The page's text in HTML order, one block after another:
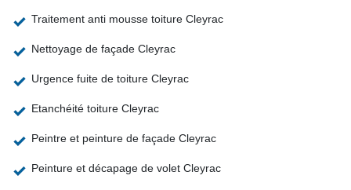
Traitement anti mousse toiture Cleyrac
Nettoyage de façade Cleyrac
Urgence fuite de toiture Cleyrac
Etanchéité toiture Cleyrac
Peintre et peinture de façade Cleyrac
Peinture et décapage de volet Cleyrac